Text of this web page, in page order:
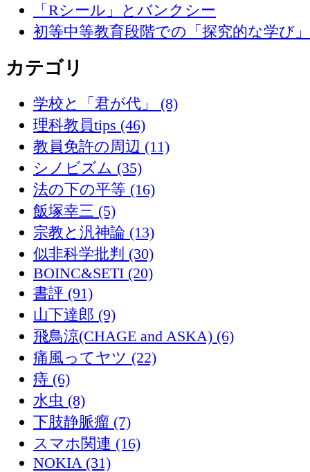
「Rシール」とバンクシー
初等中等教育段階での「探究的な学び
カテゴリ
学校と「君が代」 (8)
理科教員tips (46)
教員免許の周辺 (11)
シノビズム (35)
法の下の平等 (16)
飯塚幸三 (5)
宗教と汎神論 (13)
似非科学批判 (30)
BOINC&SETI (20)
書評 (91)
山下達郎 (9)
飛鳥涼(CHAGE and ASKA) (6)
痛風ってヤツ (22)
痔 (6)
水虫 (8)
下肢静脈瘤 (7)
スマホ関連 (16)
NOKIA (31)